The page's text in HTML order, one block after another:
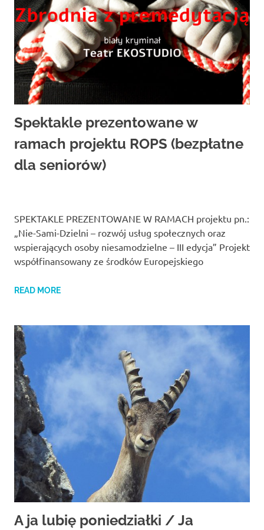
Spektakle prezentowane w
ramach projektu ROPS (bezpłatne
dla seniorów)
SPEKTAKLE PREZENTOWANE W RAMACH projektu pn.:
„Nie-Sami-Dzielni – rozwój usług społecznych oraz
wspierających osoby niesamodzielne – III edycja” Projekt
współfinansowany ze środków Europejskiego
READ MORE
A ja lubię poniedziałki / Ja